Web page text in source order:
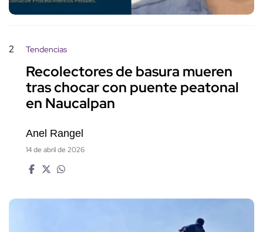
2 Tendencias
Recolectores de basura mueren
tras chocar con puente peatonal
en Naucalpan
Anel Rangel
14 de abril de 2026